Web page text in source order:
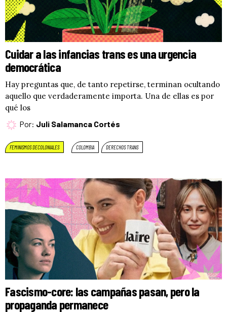
Cuidar a las infancias trans es una urgencia
democrática
Hay preguntas que, de tanto repetirse, terminan ocultando
aquello que verdaderamente importa. Una de ellas es por
qué los
Por: Juli Salamanca Cortés
FEMINISMOS DECOLONIALES COLOMBIA DERECHOS TRANS
Fascismo-core: las campañas pasan, pero la
propaganda permanece